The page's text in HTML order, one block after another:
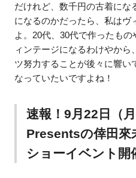
だけれど、数千円の古着にな
になるのかだったら、私はヴ
よ。20代、30代で作ったも
ィンテージになるわけやから
ツ努力することが後々に響い
なっていたいですよね！
速報！9月22日（
Presentsの倖田來
ショーイベント開